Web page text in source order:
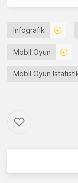
İnfografik
Mobil Oyun
Mobil Oyun